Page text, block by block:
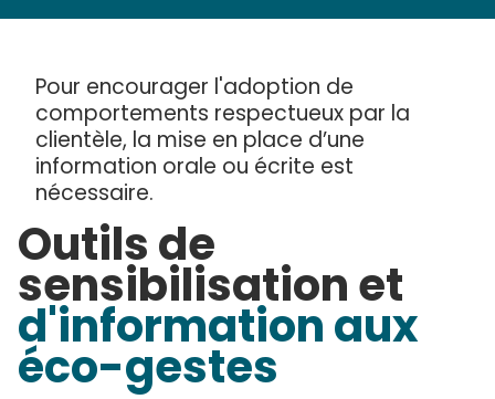
Pour encourager l'adoption de
comportements respectueux par la
clientèle, la mise en place d’une
information orale ou écrite est
nécessaire.
Outils de
sensibilisation et
d'information aux
éco-gestes